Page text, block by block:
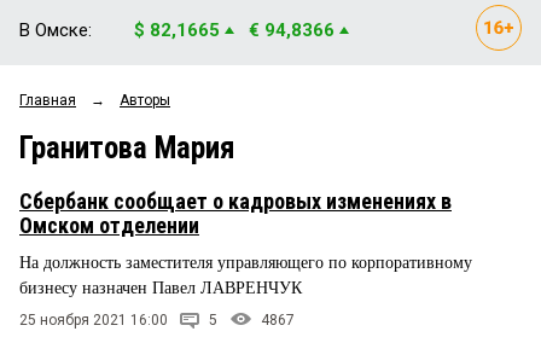
ОБЩЕСТВО
ЗАКОН
НОВОСТИ КОМПАНИЙ
ПРОИСШЕСТВИЯ
СТИЛЬ ЖИЗНИ
Блоги
Архив
В Омске: $ 82,1665 € 94,8366
Главная → Авторы
Гранитова Мария
Сбербанк сообщает о кадровых изменениях в
Омском отделении
На должность заместителя управляющего по корпоративному
бизнесу назначен Павел ЛАВРЕНЧУК
25 ноября 2021 16:00 5 4867